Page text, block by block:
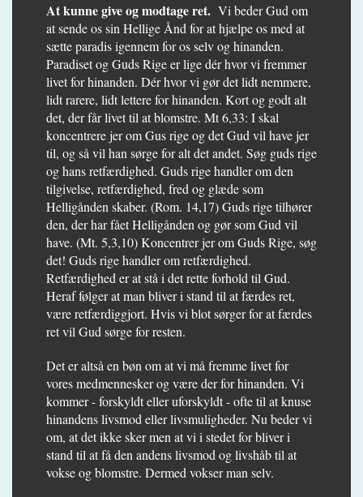
At kunne give og modtage ret. Vi beder Gud om
at sende os sin Hellige Ånd for at hjælpe os med at
sætte paradis igennem for os selv og hinanden.
Paradiset og Guds Rige er lige dér hvor vi fremmer
livet for hinanden. Dér hvor vi gør det lidt nemmere,
lidt rarere, lidt lettere for hinanden. Kort og godt alt
det, der får livet til at blomstre. Mt 6,33: I skal
koncentrere jer om Gus rige og det Gud vil have jer
til, og så vil han sørge for alt det andet. Søg guds rige
og hans retfærdighed. Guds rige handler om den
tilgivelse, retfærdighed, fred og glæde som
Helligånden skaber. (Rom. 14,17) Guds rige tilhører
den, der har fået Helligånden og gør som Gud vil
have. (Mt. 5,3,10) Koncentrer jer om Guds Rige, søg
det! Guds rige handler om retfærdighed.
Retfærdighed er at stå i det rette forhold til Gud.
Heraf følger at man bliver i stand til at færdes ret,
være retfærdiggjort. Hvis vi blot sørger for at færdes
ret vil Gud sørge for resten.
Det er altså en bøn om at vi må fremme livet for
vores medmennesker og være der for hinanden. Vi
kommer - forskyldt eller uforskyldt - ofte til at knuse
hinandens livsmod eller livsmuligheder. Nu beder vi
om, at det ikke sker men at vi i stedet for bliver i
stand til at få den andens livsmod og livshåb til at
vokse og blomstre. Dermed vokser man selv.